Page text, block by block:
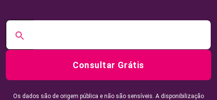
Consultar Grátis
Os dados são de origem pública e não são sensíveis. A disponibilização